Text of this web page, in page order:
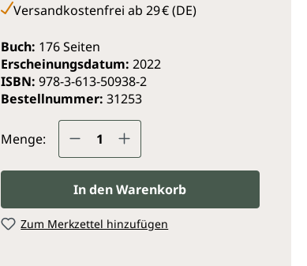
Versandkostenfrei ab 29 € (DE)
Buch: 176 Seiten
Erscheinungsdatum: 2022
ISBN: 978-3-613-50938-2
Bestellnummer: 31253
Menge: Produkt Anzahl: Gib den
In den Warenkorb
Zum Merkzettel hinzufügen